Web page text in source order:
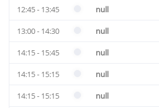
12:45 - 13:45 null
13:00 - 14:30 null
14:15 - 15:45 null
14:15 - 15:15 null
14:15 - 15:15 null